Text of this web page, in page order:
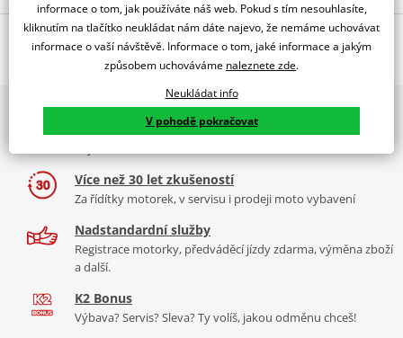
Jsme autorizovaný
dealer značky PUIG
BMW F900XR 20'-21'
Co když mi to nebude
O výrobci
PUIG byl založen v roce 1964 ve Španělsku. Vyrábí se ve městě
Granollers poblíž Barcelony na ploše 8 000 m² v objektu, který se
dělí na 3 části: komerční, odlitkovou a kovových součástek. Již 40
let se účastní nejslavnějších závodů motocyklů po celém světě. V
naší nabídce naleznete doplňky a příslušenství například: plexi,
padací protektory a mnoho dalšího.
Zobrazit všechny produktyznačky PUIG
2x multibrand showroom
9 značek motocyklů, servis, oblečení, doplňky i náhradní
Více než 30 let zkušeností
Za řídítky motorek, v servisu i prodeji moto vybavení
Nadstandardní služby
Registrace motorky, předváděcí jízdy zdarma, výměna zboží
a další.
K2 Bonus
Výbava? Servis? Sleva? Ty volíš, jakou odměnu chceš!
informace o tom, jak používáte náš web. Pokud s tím nesouhlasíte,
kliknutím na tlačítko neukládat nám dáte najevo, že nemáme uchovávat
informace o vaší návštěvě. Informace o tom, jaké informace a jakým
způsobem uchováváme naleznete zde.
Neukládat info
V pohodě pokračovat